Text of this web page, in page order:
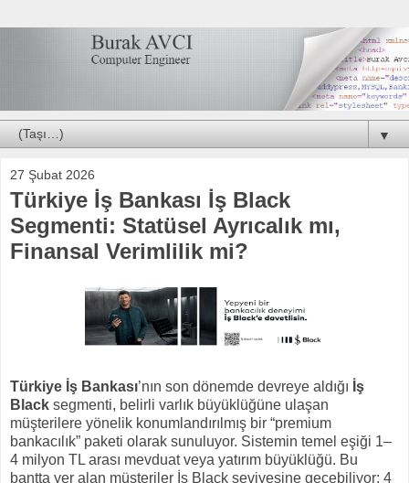
▼
27 Şubat 2026
Türkiye İş Bankası İş Black
Segmenti: Statüsel Ayrıcalık mı,
Finansal Verimlilik mi?
Türkiye İş Bankası’nın son dönemde devreye aldığı İş
Black segmenti, belirli varlık büyüklüğüne ulaşan
müşterilere yönelik konumlandırılmış bir “premium
bankacılık” paketi olarak sunuluyor. Sistemin temel eşiği 1–
4 milyon TL arası mevduat veya yatırım büyüklüğü. Bu
bantta yer alan müşteriler İş Black seviyesine geçebiliyor; 4